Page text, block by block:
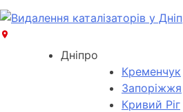
Дніпро
Кременчук
Запоріжжя
Кривий Ріг